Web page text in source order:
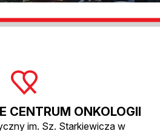
CENTRUM ONKOLOGII
im. Sz. Starkiewicza w